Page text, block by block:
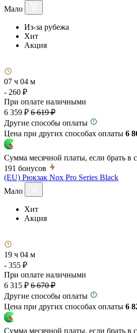
Мало
Из-за рубежа
Хит
Акция
07 ч 04 м
- 260 ₽
При оплате наличными
6 359 ₽ 6 619 ₽
Другие способы оплаты
Цена при других способах оплаты 6
Сумма месячной платы, если брать в
191 бонусов
(EU) Рюкзак Nox Pro Series Black
Мало
Хит
Акция
19 ч 04 м
- 355 ₽
При оплате наличными
6 315 ₽ 6 670 ₽
Другие способы оплаты
Цена при других способах оплаты 6
Сумма месячной платы, если брать в